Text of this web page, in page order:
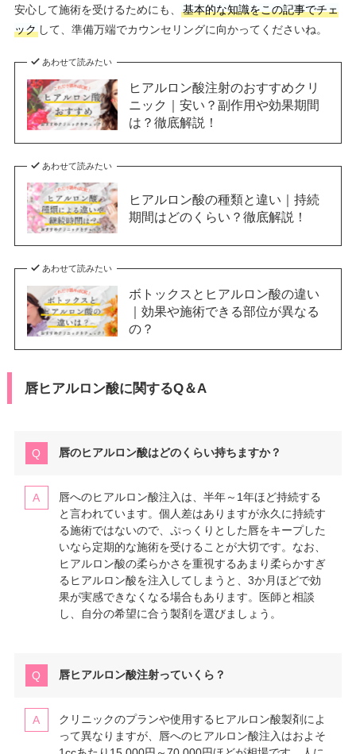
安心して施術を受けるためにも、
基本的な知識をこの記事でチェ
ックして、準備万端でカウンセリングに向かってくださいね。
あわせて読みたい
ヒアルロン酸注射のおすすめクリ
ニック｜安い？副作用や効果期間
は？徹底解説！
あわせて読みたい
ヒアルロン酸の種類と違い｜持続
期間はどのくらい？徹底解説！
あわせて読みたい
ボトックスとヒアルロン酸の違い
｜効果や施術できる部位が異なる
の？
唇ヒアルロン酸に関するQ＆A
唇のヒアルロン酸はどのくらい持ちますか？
唇へのヒアルロン酸注入は、半年～1年ほど持続する
と言われています。個人差はありますが永久に持続す
る施術ではないので、ぷっくりとした唇をキープした
いなら定期的な施術を受けることが大切です。なお、
ヒアルロン酸の柔らかさを重視するあまり柔らかすぎ
るヒアルロン酸を注入してしまうと、3か月ほどで効
果が実感できなくなる場合もあります。医師と相談
し、自分の希望に合う製剤を選びましょう。
唇ヒアルロン酸注射っていくら？
クリニックのプランや使用するヒアルロン酸製剤によ
って異なりますが、唇へのヒアルロン酸注入はおよそ